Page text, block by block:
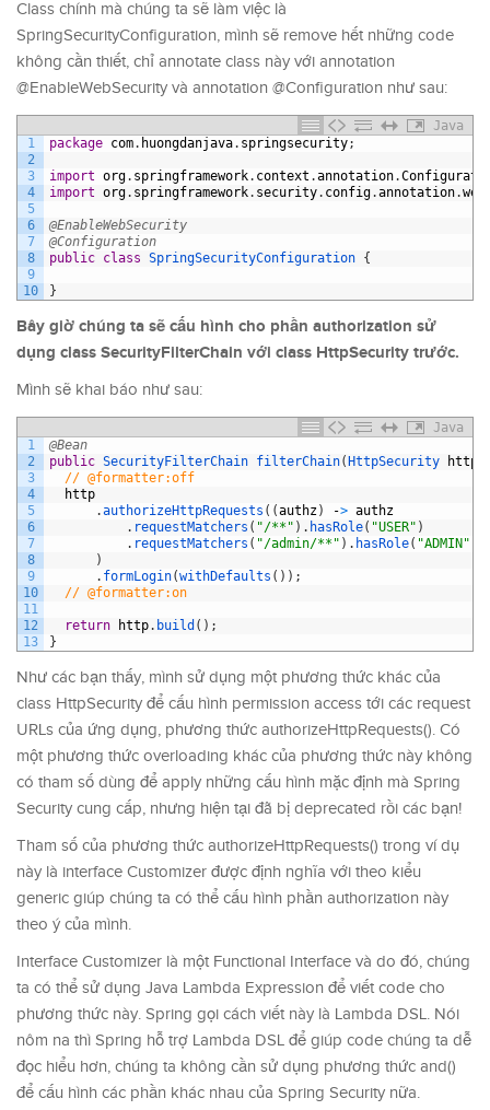
Class chính mà chúng ta sẽ làm việc là
SpringSecurityConfiguration, mình sẽ remove hết những code
không cần thiết, chỉ annotate class này với annotation
@EnableWebSecurity và annotation @Configuration như sau:
Java
1
2
3
4
5
6
7
8
9
10
package com. huongdanjava. springsecurity;
import org. springframework. context .annotation.
import org. springframework. security. config.annotation.web
@EnableWebSecurity
@Configuration
public class SpringSecurityConfiguration {
}
Bây giờ chúng ta sẽ cấu hình cho phần authorization sử
dụng class SecurityFilterChain với class HttpSecurity trước.
Mình sẽ khai báo như sau:
Java
1
2
3
4
5
6
7
8
9
10
11
12
13
@Bean
public SecurityFilterChain filterChain(HttpSecurity http
// @formatter:off
http
.authorizeHttpRequests ( (authz) -> authz
. requestMatchers ( "/**" ) . hasRole( "USER" )
. requestMatchers ( "/admin/**" ) . hasRole( "ADMIN"
)
. formLogin(withDefaults ( ) ) ;
// @formatter:on
return http. build ( ) ;
}
Như các bạn thấy, mình sử dụng một phương thức khác của
class HttpSecurity để cấu hình permission access tới các request
URLs của ứng dụng, phương thức authorizeHttpRequests(). Có
một phương thức overloading khác của phương thức này không
có tham số dùng để apply những cấu hình mặc định mà Spring
Security cung cấp, nhưng hiện tại đã bị deprecated rồi các bạn!
Tham số của phương thức authorizeHttpRequests() trong ví dụ
này là interface Customizer được định nghĩa với theo kiểu
generic giúp chúng ta có thể cấu hình phần authorization này
theo ý của mình.
Interface Customizer là một Functional Interface và do đó, chúng
ta có thể sử dụng Java Lambda Expression để viết code cho
phương thức này. Spring gọi cách viết này là Lambda DSL. Nói
nôm na thì Spring hỗ trợ Lambda DSL để giúp code chúng ta dễ
đọc hiểu hơn, chúng ta không cần sử dụng phương thức and()
để cấu hình các phần khác nhau của Spring Security nữa.